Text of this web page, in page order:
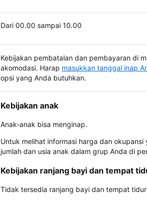
Dari 00.00 sampai 10.00
Kebijakan pembatalan dan pembayaran di
akomodasi. Harap masukkan tanggal inap
opsi yang Anda butuhkan.
Kebijakan anak
Anak-anak bisa menginap.
Untuk melihat informasi harga dan
jumlah dan usia anak dalam grup Anda di
Kebijakan ranjang bayi dan tempat
Tidak tersedia ranjang bayi dan tempat